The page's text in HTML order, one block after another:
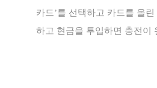
카드’를 선택하고 카드를 올
하고 현금을 투입하면 충전이